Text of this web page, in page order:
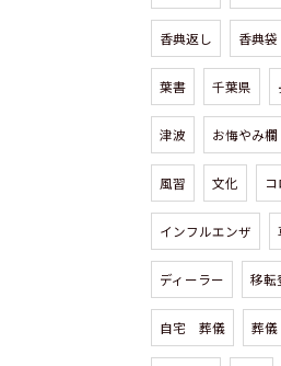
香典返し 香典袋
葉書 千葉県
津波 お悔やみ欄
風習 文化
インフルエンザ
ディーラー 移転
自宅 葬儀 葬